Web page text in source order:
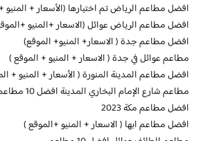
افضل مطاعم الرياض تم اختيارها (الأسعار + المنيو
افضل مطاعم الرياض عوائل (الاسعار +المنيو
افضل مطاعم جدة ( الاسعار+ المنيو+ الموقع)
مطاعم عوائل في جدة ( الاسعار + المنيو + الموقع )
افضل مطاعم المدينة المنورة ( الأسعار + المنيو +
مطاعم شارع الإمام البخاري المدينة افضل 10 مطاعم ينصح بها
افضل مطاعم مكة 2023
افضل مطاعم ابها ( الاسعار + المنيو +الموقع )